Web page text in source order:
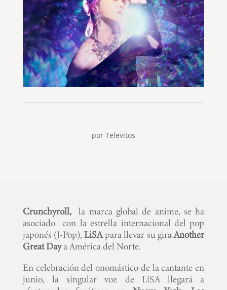
por Televitos
Crunchyroll,la marca global de anime, se ha
asociado con la estrella internacional del pop
japonés (J-Pop),LiSApara llevar su giraAnother
Great Daya América del Norte.
En celebración del onomástico de la cantante en
junio, la singular voz de LiSA llegará a